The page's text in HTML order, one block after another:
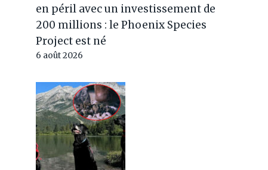
en péril avec un investissement de
200 millions : le Phoenix Species
Project est né
6 août 2026